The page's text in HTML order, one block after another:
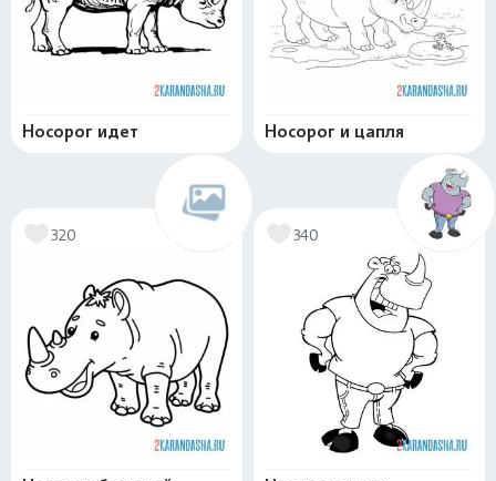
Носорог идет Носорог и цапля
320 340